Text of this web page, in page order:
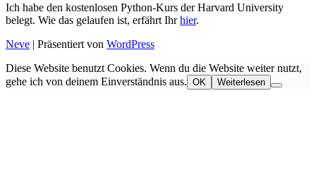
Ich habe den kostenlosen Python-Kurs der Harvard University
belegt. Wie das gelaufen ist, erfährt Ihrhier.
Neve | Präsentiert von WordPress
Diese Website benutzt Cookies. Wenn du die Website weiter nutzt,
gehe ich von deinem Einverständnis aus. OK Weiterlesen